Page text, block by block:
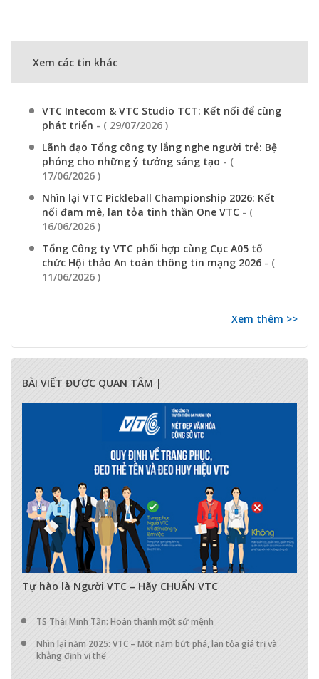
Xem các tin khác
VTC Intecom & VTC Studio TCT: Kết nối để cùng
phát triển - ( 29/07/2026 )
Lãnh đạo Tổng công ty lắng nghe người trẻ: Bệ
phóng cho những ý tưởng sáng tạo - (
17/06/2026 )
Nhìn lại VTC Pickleball Championship 2026: Kết
nối đam mê, lan tỏa tinh thần One VTC - (
16/06/2026 )
Tổng Công ty VTC phối hợp cùng Cục A05 tổ
chức Hội thảo An toàn thông tin mạng 2026 - (
11/06/2026 )
Xem thêm >>
BÀI VIẾT ĐƯỢC QUAN TÂM |
Tự hào là Người VTC – Hãy CHUẨN VTC
TS Thái Minh Tần: Hoàn thành một sứ mệnh
Nhìn lại năm 2025: VTC – Một năm bứt phá, lan tỏa giá trị và
khẳng định vị thế